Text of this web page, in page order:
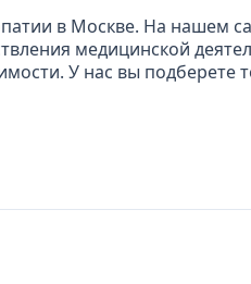
в Москве. На нашем
медицинской
У нас вы подберете